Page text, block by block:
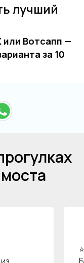
лучший
или Вотсапп —
за 10